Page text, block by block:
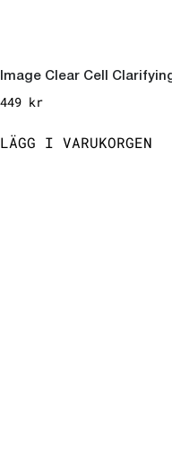
Image Clear Cell
449 kr
LÄGG I VARUKORGEN